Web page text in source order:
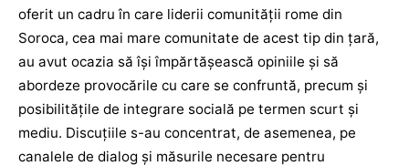
oferit un cadru în care liderii comunității rome din
Soroca, cea mai mare comunitate de acest tip din țară,
au avut ocazia să își împărtășească opiniile și să
abordeze provocările cu care se confruntă, precum și
posibilitățile de integrare socială pe termen scurt și
mediu. Discuțiile s-au concentrat, de asemenea, pe
canalele de dialog și măsurile necesare pentru